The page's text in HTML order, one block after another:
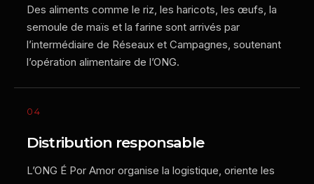
Des aliments comme le riz, les haricots, les œufs, la
semoule de maïs et la farine sont arrivés par
l’intermédiaire de Réseaux et Campagnes, soutenant
l’opération alimentaire de l’ONG.
04
Distribution responsable
L’ONG É Por Amor organise la logistique, oriente les